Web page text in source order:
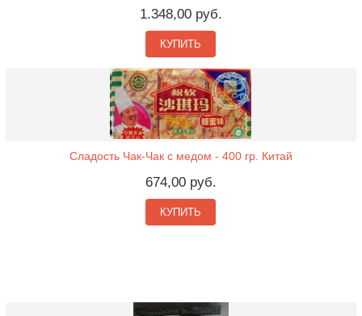
1.348,00 руб.
КУПИТЬ
Сладость Чак-Чак с медом - 400 гр. Китай
674,00 руб.
КУПИТЬ